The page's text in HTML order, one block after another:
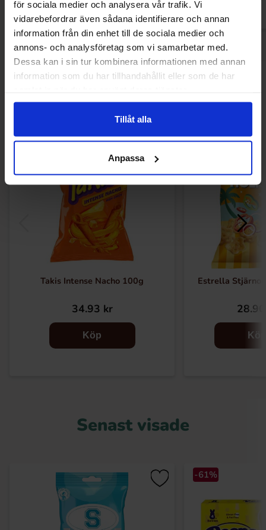
för sociala medier och analysera vår trafik. Vi
vidarebefordrar även sådana identifierare och annan
information från din enhet till de sociala medier och
annons- och analysföretag som vi samarbetar med.
Dessa kan i sin tur kombinera informationen med annan
information som du har tillhandahållit eller som de har
Tillåt alla
Anpassa
Takis Intense Nacho 100g
34.93 kr
Köp
Estrella
Köp
Senast visade
-61%